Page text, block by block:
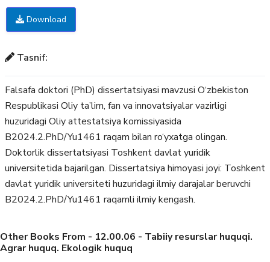
Download
Tasnif:
Falsafa doktori (PhD) dissertatsiyasi mavzusi O‘zbekiston
Respublikasi Oliy ta’lim, fan va innovatsiyalar vazirligi
huzuridagi Oliy attestatsiya komissiyasida
B2024.2.PhD/Yu1461 raqam bilan ro‘yxatga olingan.
Doktorlik dissertatsiyasi Toshkent davlat yuridik
universitetida bajarilgan. Dissertatsiya himoyasi joyi: Toshkent
davlat yuridik universiteti huzuridagi ilmiy darajalar beruvchi
B2024.2.PhD/Yu1461 raqamli ilmiy kengash.
Other Books From - 12.00.06 - Tabiiy resurslar huquqi.
Agrar huquq. Ekologik huquq